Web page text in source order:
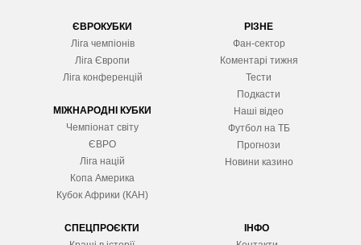
ЄВРОКУБКИ
Ліга чемпіонів
Ліга Європи
Ліга конференцій
МІЖНАРОДНІ КУБКИ
Чемпіонат світу
ЄВРО
Ліга націй
Копа Америка
Кубок Африки (КАН)
РІЗНЕ
Фан-сектор
Коментарі тижня
Тести
Подкасти
Наші відео
Футбол на ТБ
Прогнози
Новини казино
СПЕЦПРОЄКТИ
ІНФО